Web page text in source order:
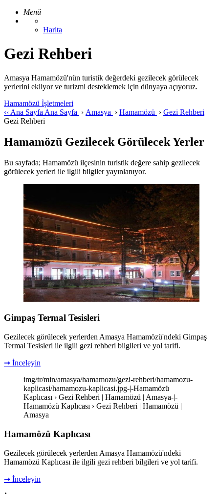
Menü
Harita
Gezi Rehberi
Amasya Hamamözü'nün turistik değerdeki gezilecek görülecek
yerlerini ekliyor ve turizmi desteklemek için dünyaya açıyoruz.
Hamamözü İşletmeleri
‹‹ Ana Sayfa Ana Sayfa › Amasya › Hamamözü › Gezi Rehberi
Gezi Rehberi
Hamamözü Gezilecek Görülecek Yerler
Bu sayfada; Hamamözü ilçesinin turistik değere sahip gezilecek
görülecek yerleri ile ilgili bilgiler yayınlanıyor.
Gimpaş Termal Tesisleri
Gezilecek görülecek yerlerden Amasya Hamamözü'ndeki Gimpaş
Termal Tesisleri ile ilgili gezi rehberi bilgileri ve yol tarifi.
➞ İnceleyin
img/tr/min/amasya/hamamozu/gezi-rehberi/hamamozu-
kaplicasi/hamamozu-kaplicasi.jpg-|-Hamamözü
Kaplıcası › Gezi Rehberi | Hamamözü | Amasya-|-
Hamamözü Kaplıcası › Gezi Rehberi | Hamamözü |
Amasya
Hamamözü Kaplıcası
Gezilecek görülecek yerlerden Amasya Hamamözü'ndeki
Hamamözü Kaplıcası ile ilgili gezi rehberi bilgileri ve yol tarifi.
➞ İnceleyin